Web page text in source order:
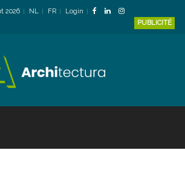
2026 NL FR
Login
PUBLICITÉ